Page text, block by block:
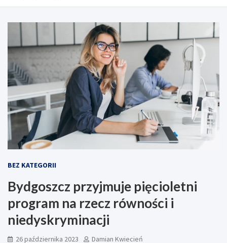
BEZ KATEGORII
Bydgoszcz przyjmuje pięcioletni
program na rzecz równości i
niedyskryminacji
26 października 2023 Damian Kwiecień